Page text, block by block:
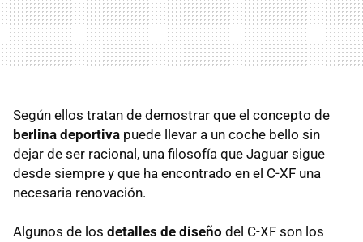
Según ellos tratan de demostrar que el concepto de
berlina deportiva puede llevar a un coche bello sin
dejar de ser racional, una filosofía que Jaguar sigue
desde siempre y que ha encontrado en el C-XF una
necesaria renovación.
Algunos de los detalles de diseño del C-XF son los